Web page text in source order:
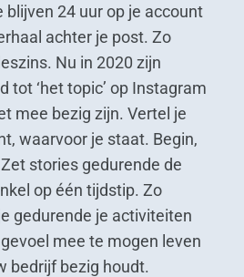
blijven 24 uur op je account
achter je post. Zo
Nu in 2020 zijn
tot ‘het topic’ op Instagram
mee bezig zijn. Vertel je
waarvoor je staat. Begin,
stories gedurende de
op één tijdstip. Zo
gedurende je activiteiten
mee te mogen leven
bedrijf bezig houdt.